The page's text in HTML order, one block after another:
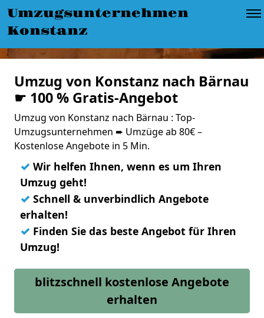
Umzugsunternehmen
Konstanz
Umzug von Konstanz nach Bärnau
☛ 100 % Gratis-Angebot
Umzug von Konstanz nach Bärnau : Top-
Umzugsunternehmen ➨ Umzüge ab 80€ –
Kostenlose Angebote in 5 Min.
✓ Wir helfen Ihnen, wenn es um Ihren
Umzug geht!
✓ Schnell & unverbindlich Angebote
erhalten!
✓ Finden Sie das beste Angebot für Ihren
Umzug!
blitzschnell kostenlose Angebote
erhalten